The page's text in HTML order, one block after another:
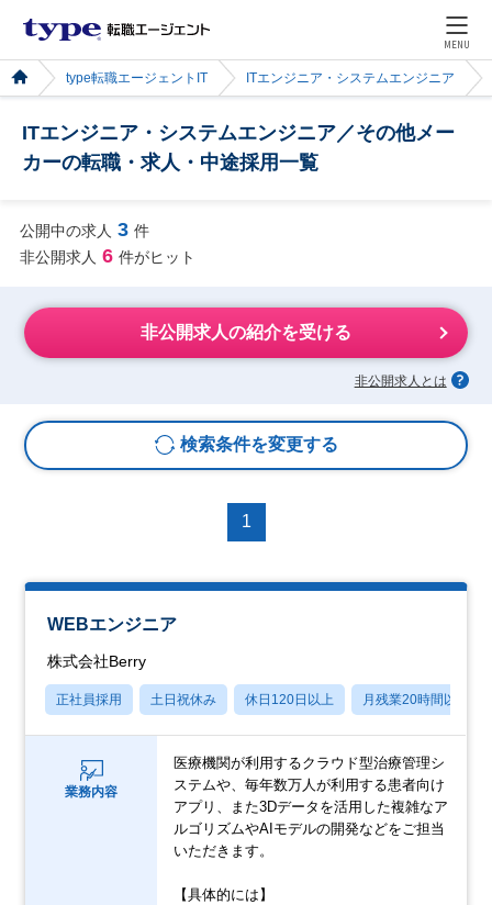
MENU
type転職エージェントIT ITエンジニア・システムエンジニア
ITエンジニア・システムエンジニア／その他メー
カーの転職・求人・中途採用一覧
公開中の求人 3 件
非公開求人 6 件がヒット
非公開求人の紹介を受ける
非公開求人とは
検索条件を変更する
1
WEBエンジニア
株式会社Berry
正社員採用 土日祝休み 休日120日以上 月残業20時間以内
業務内容
医療機関が利用するクラウド型治療管理シ
ステムや、毎年数万人が利用する患者向け
アプリ、また3Dデータを活用した複雑なア
ルゴリズムやAIモデルの開発などをご担当
いただきます。
【具体的には】